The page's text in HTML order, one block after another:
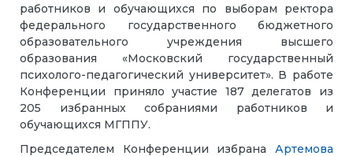
работников и обучающихся по выборам ректора
федерального государственного бюджетного
образовательного учреждения высшего
образования «Московский государственный
психолого-педагогический университет». В работе
Конференции приняло участие 187 делегатов из
205 избранных собраниями работников и
обучающихся МГППУ.
Председателем Конференции избрана Артемова